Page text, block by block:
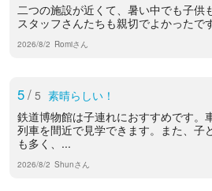
二つの施設が近くて、暑い中でも子供
スタッフさんたちも親切でよかったです
2026/8/2 Romiさん
5/ 5 素晴らしい！
鉄道博物館は子連れにおすすめです。
列車を間近で見学できます。また、子
も多く、...
2026/8/2 Shunさん